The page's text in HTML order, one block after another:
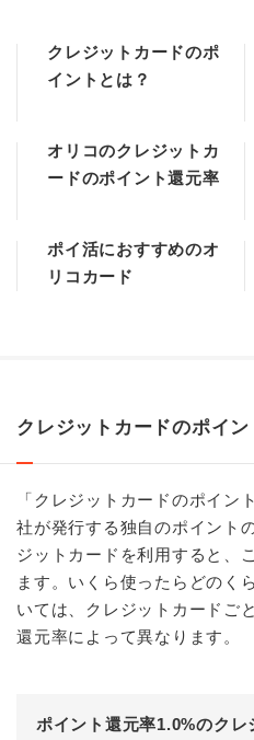
クレジットカードのポ
イントとは？
オリコのクレジットカ
ードのポイント還元率
ポイ活におすすめのオ
リコカード
クレジットカードのポイン
「クレジットカードのポイン
社が発行する独自のポイント
ジットカードを利用すると、
ます。いくら使ったらどのく
いては、クレジットカードご
還元率によって異なります。
ポイント還元率1.0%のク